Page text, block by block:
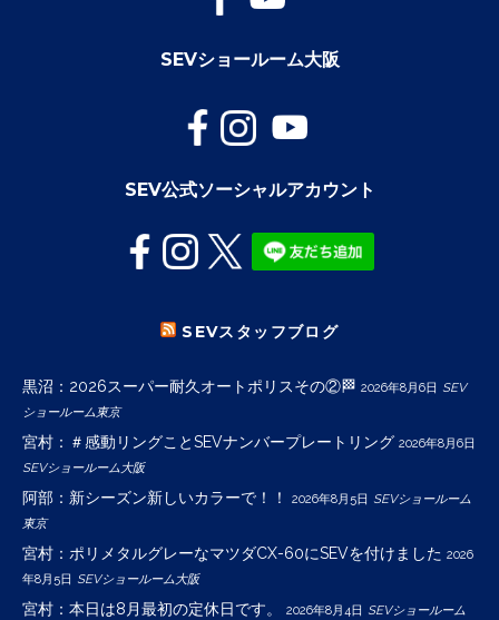
SEVショールーム大阪
SEV公式ソーシャルアカウント
SEVスタッフブログ
黒沼：2026スーパー耐久オートポリスその②🏁 2026年8月6日 SEV
ショールーム東京
宮村：＃感動リングことSEVナンバープレートリング 2026年8月6日
SEVショールーム大阪
阿部：新シーズン新しいカラーで！！ 2026年8月5日 SEVショールーム
東京
宮村：ポリメタルグレーなマツダCX-60にSEVを付けました 2026
年8月5日 SEVショールーム大阪
宮村：本日は8月最初の定休日です。 2026年8月4日 SEVショールーム